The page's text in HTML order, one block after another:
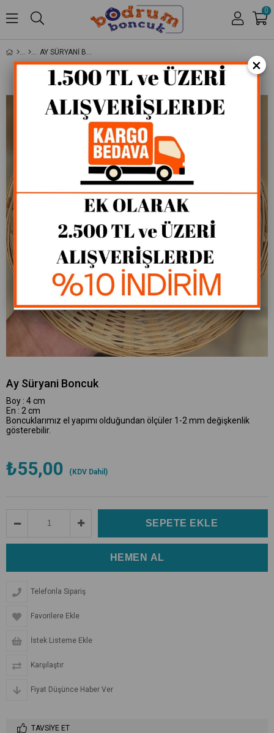
0
AY SÜRYANI BONCUK
Ay Süryani Boncuk
Boy : 4 cm
En : 2 cm
Boncuklarımız el yapımı olduğundan ölçüler 1-2 mm değişkenlik
gösterebilir.
₺55,00 (KDV Dahil)
Telefonla Sipariş
Favorilere Ekle
İstek Listeme Ekle
Karşılaştır
Fiyat Düşünce Haber Ver
TAVSIYE ET
×